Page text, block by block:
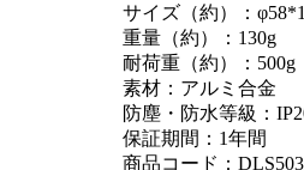
サイズ（約）：
重量（約）：130g
耐荷重（約）：500g
素材：アルミ合金
防塵・防水等級：
保証期間：1年間
商品コード：